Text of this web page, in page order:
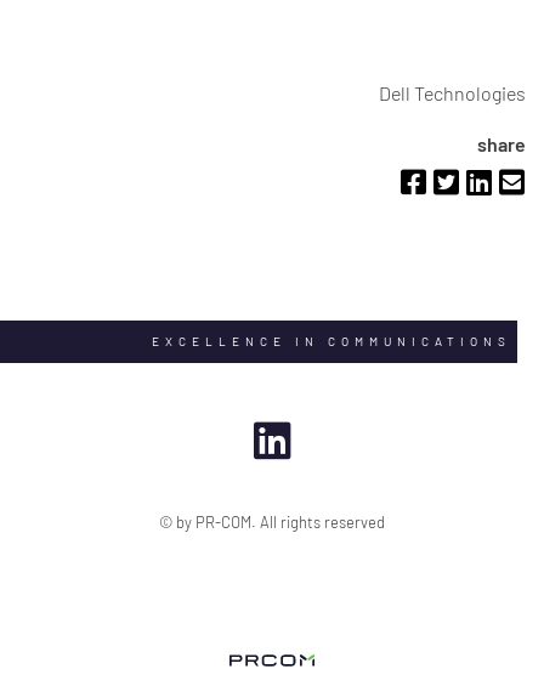
Dell Technologies
share
EXCELLENCE IN COMMUNICATIONS
© by PR-COM. All rights reserved